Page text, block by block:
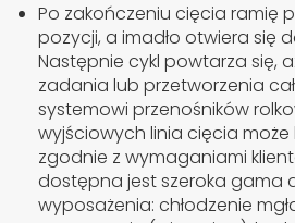
Po zakończeniu cięcia ramię
pozycji, a imadło otwiera się
Następnie cykl powtarza się,
zadania lub przetworzenia
systemowi przenośników
wyjściowych linia cięcia
zgodnie z wymaganiami
dostępna jest szeroka gama
wyposażenia: chłodzenie